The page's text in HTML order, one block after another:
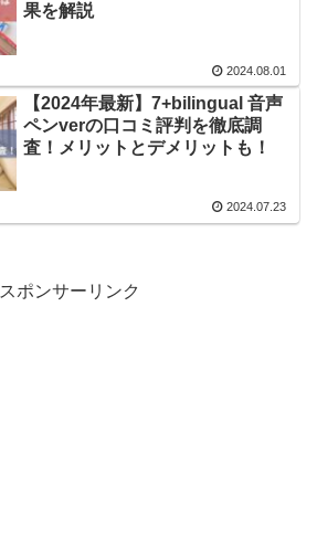
果を解説
2024.08.01
【2024年最新】7+bilingual 音声
ペンverの口コミ評判を徹底調
査！メリットとデメリットも！
2024.07.23
スポンサーリンク